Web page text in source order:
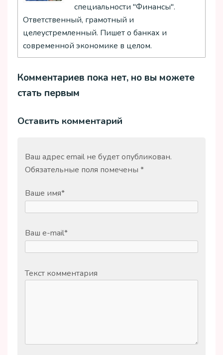
специальности "Финансы".
Ответственный, грамотный и
целеустремленный. Пишет о банках и
современной экономике в целом.
Комментариев пока нет, но вы можете
стать первым
Оставить комментарий
Ваш адрес email не будет опубликован.
Обязательные поля помечены *
Ваше имя*
Ваш e-mail*
Текст комментария